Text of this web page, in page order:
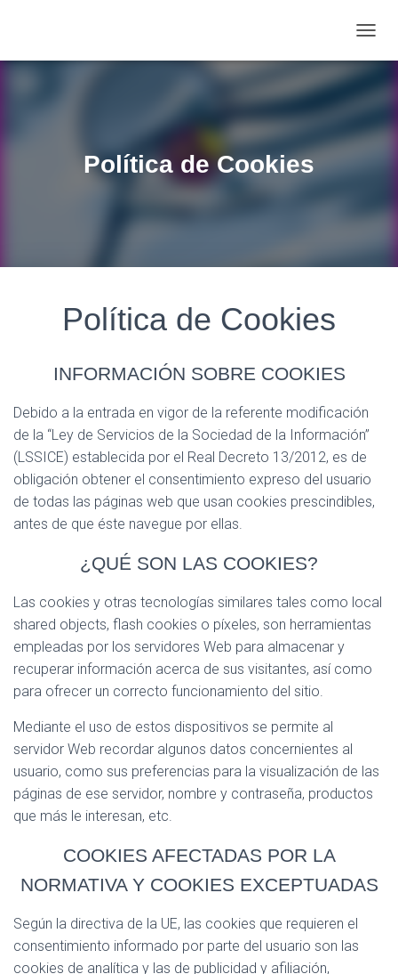
A
A
N
Política de Cookies
Política de Cookies
INFORMACIÓN SOBRE COOKIES
Debido a la entrada en vigor de la referente modificación
de la “Ley de Servicios de la Sociedad de la Información”
(LSSICE) establecida por el Real Decreto 13/2012, es de
obligación obtener el consentimiento expreso del usuario
de todas las páginas web que usan cookies prescindibles,
antes de que éste navegue por ellas.
¿QUÉ SON LAS COOKIES?
Las cookies y otras tecnologías similares tales como local
shared objects, flash cookies o píxeles, son herramientas
empleadas por los servidores Web para almacenar y
recuperar información acerca de sus visitantes, así como
para ofrecer un correcto funcionamiento del sitio.
Mediante el uso de estos dispositivos se permite al
servidor Web recordar algunos datos concernientes al
usuario, como sus preferencias para la visualización de las
páginas de ese servidor, nombre y contraseña, productos
que más le interesan, etc.
COOKIES AFECTADAS POR LA
NORMATIVA Y COOKIES EXCEPTUADAS
Según la directiva de la UE, las cookies que requieren el
consentimiento informado por parte del usuario son las
cookies de analítica y las de publicidad y afiliación,